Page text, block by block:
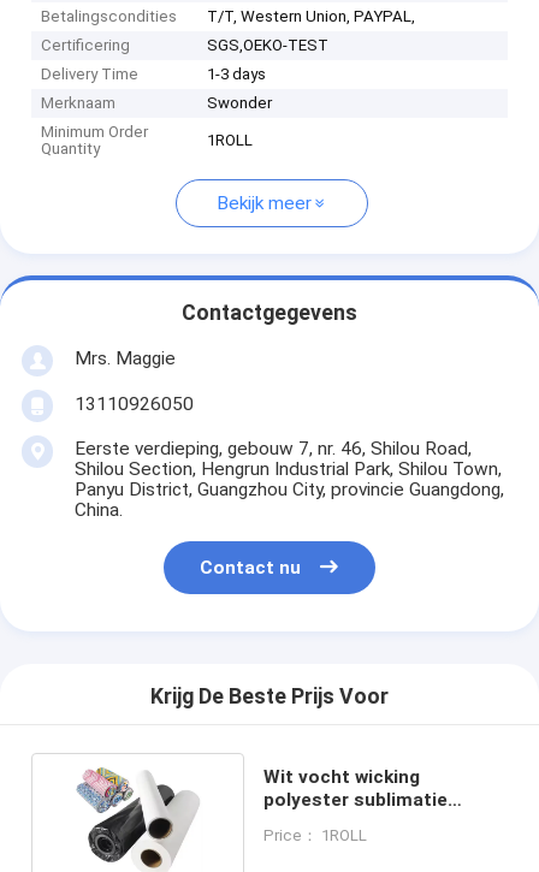
Betalingscondities
T/T, Western Union, PAYPAL,
Certificering
SGS,OEKO-TEST
Delivery Time
1-3 days
Merknaam
Swonder
Minimum Order
Quantity
1ROLL
Bekijk meer
Contactgegevens
Mrs. Maggie
13110926050
Eerste verdieping, gebouw 7, nr. 46, Shilou Road,
Shilou Section, Hengrun Industrial Park, Shilou Town,
Panyu District, Guangzhou City, provincie Guangdong,
China.
Contact nu
Krijg De Beste Prijs Voor
Wit vocht wicking
polyester sublimatie
Price： 1ROLL